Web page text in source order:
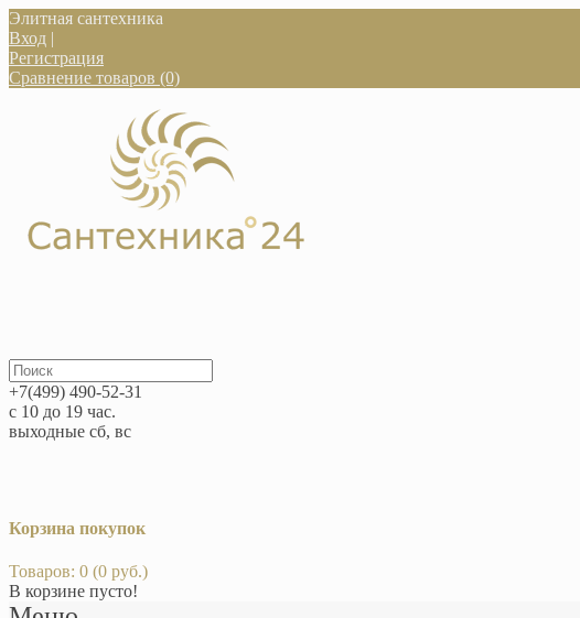
Элитная сантехника
Вход |
Регистрация
Сравнение товаров (0)
+7(499) 490-52-31
с 10 до 19 час.
выходные сб, вс
Корзина покупок
Товаров: 0 (0 руб.)
В корзине пусто!